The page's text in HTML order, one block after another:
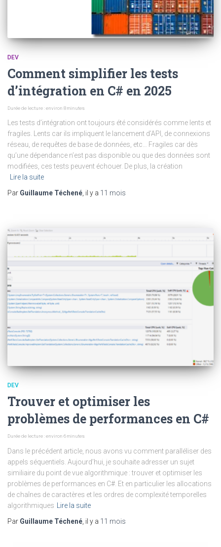
DEV
Comment simplifier les tests
d’intégration en C# en 2025
Durée de lecture : environ 8minutes
Les tests d’intégration ont toujours été considérés comme lents et
fragiles. Lents car ils impliquent le lancement d’API, de connexions
réseau, de requêtes de base de données, etc… Fragiles car dès
qu’une dépendance n’est pas disponible ou que des données sont
modifiées, ces tests peuvent échouer. De plus, la création
Lire la suite
Par Guillaume Téchené, il y a 11 mois
DEV
Trouver et optimiser les
problèmes de performances en C#
Durée de lecture : environ 6minutes
Dans le précédent article, nous avons vu comment paralléliser des
appels séquentiels. Aujourd’hui, je souhaite adresser un sujet
similiaire du point de vue algorithmique : trouver et optimiser les
problèmes de performances en C#. Et en particulier les allocations
de chaînes de caractères et les ordres de complexité temporelles
algorithmiques
Lire la suite
Par Guillaume Téchené , il y a 11 mois